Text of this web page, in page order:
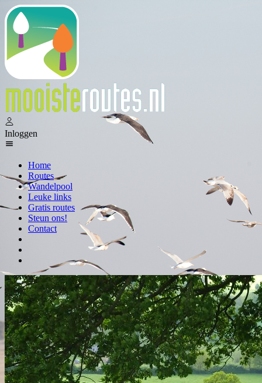
Inloggen
Home
Routes
Wandelpool
Leuke links
Gratis routes
Steun ons!
Contact